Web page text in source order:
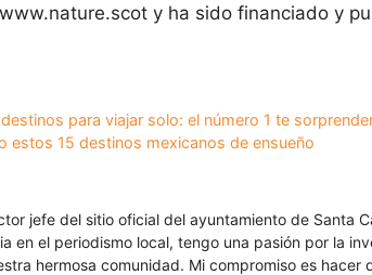
y ha sido financiado y
para viajar solo: el número 1 te
estos 15 destinos mexicanos de ensueño
jefe del sitio oficial del ayuntamiento de Santa
en el periodismo local, tengo una pasión por la
hermosa comunidad. Mi compromiso es hacer